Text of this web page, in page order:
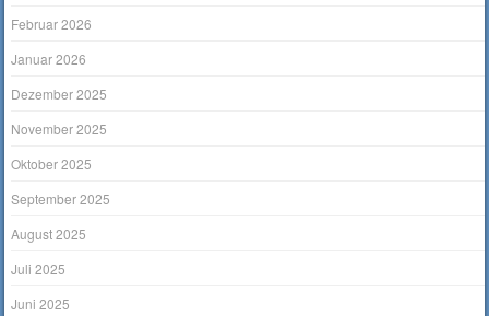
Februar 2026
Januar 2026
Dezember 2025
November 2025
Oktober 2025
September 2025
August 2025
Juli 2025
Juni 2025